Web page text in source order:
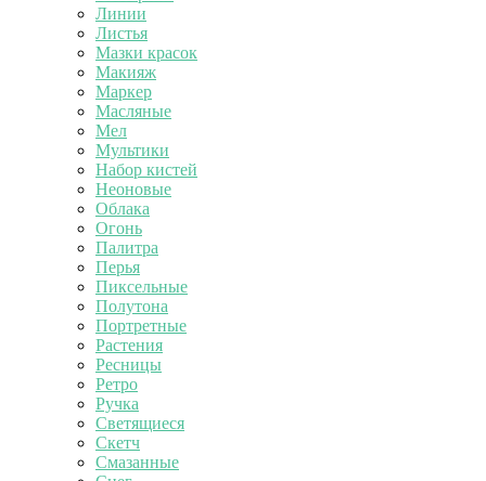
Линии
Листья
Мазки красок
Макияж
Маркер
Масляные
Мел
Мультики
Набор кистей
Неоновые
Облака
Огонь
Палитра
Перья
Пиксельные
Полутона
Портретные
Растения
Ресницы
Ретро
Ручка
Светящиеся
Скетч
Смазанные